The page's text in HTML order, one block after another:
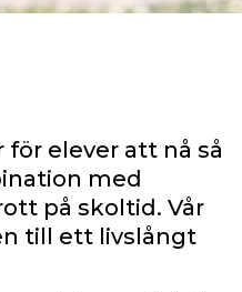
elever att nå så
med
på skoltid. Vår
till ett livslångt